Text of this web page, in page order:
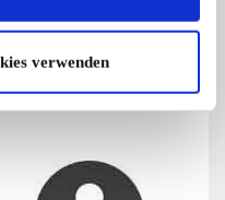
verwenden
Preis€ 6,-
Verhandlungsbasis